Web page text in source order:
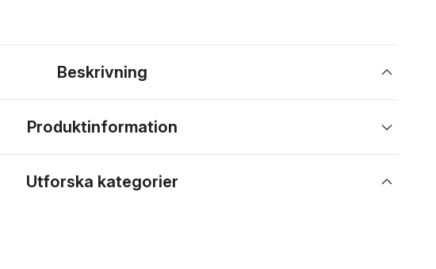
Beskrivning
Produktinformation
Utforska kategorier